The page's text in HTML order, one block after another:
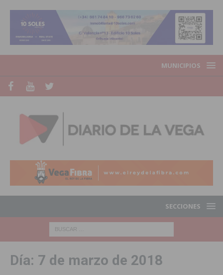
MUNICIPIOS
SECCIONES
Día: 7 de marzo de 2018